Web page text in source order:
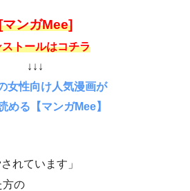
マンガMee]
トールはコチラ
↓↓↓
女性向け人気漫画が
める【マンガMee】
れています」
方の